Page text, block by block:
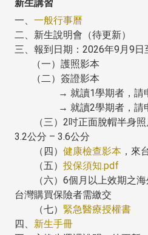
新生講習
一、 一般行事曆
二、新生說明會（待更新）
三、報到日期：2026年9月9日
（一）護照影本
（二）簽證影本
→ 就讀1學期者，請申
→ 就讀2學期者，請申
（三）2吋正面脫帽半身照
3.2公分 – 3.6公分
（四） 健康檢查影本 ，來
（五） 投保須知.pdf
（六）6個月以上效期之海
台灣購買保險者需繳交
（七） 緊急醫療授權書
四、 新生手冊